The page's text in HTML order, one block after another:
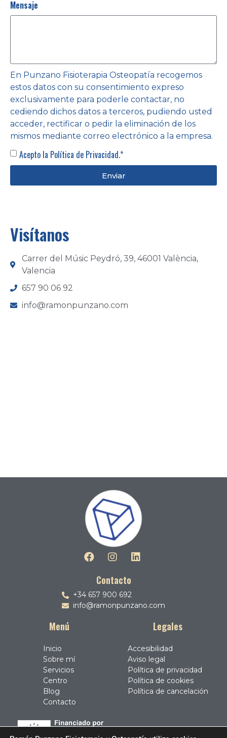
Mensaje
En Punzano Fisioterapia Osteopatía recogemos
estos datos con su consentimiento expreso
exclusivamente para poderle contactar, no
cediendo dichos datos a terceros, pudiendo usted
acceder, rectificar o pedir la eliminación de los
mismos mediante correo electrónico a la empresa.
Acepto la Política de Privacidad.*
Enviar
Visítanos
Carrer del Músic Peydró, 39, 46001 València,
Valencia
657 90 06 92
info@ramonpunzano.com
Contacto
+34 657 900 692
info@ramonpunzano.com
Menú
Inicio
Sobre mí
Servicios
Centro
Blog
Contacto
Legales
Accesibilidad
Aviso legal
Política de privacidad
Política de cookies
Política de cancelación